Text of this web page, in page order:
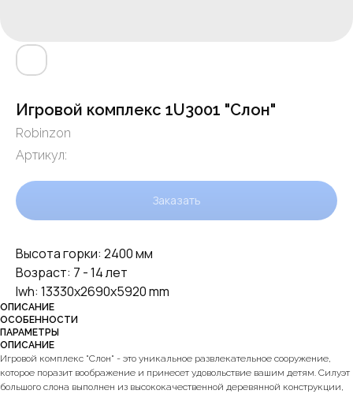
Игровой комплекс 1U3001 "Слон"
Robinzon
Артикул:
Заказать
Высота горки: 2400 мм
Возраст: 7 - 14 лет
lwh: 13330x2690x5920 mm
ОПИСАНИЕ
ОСОБЕННОСТИ
ПАРАМЕТРЫ
ОПИСАНИЕ
Игровой комплекс "Слон" - это уникальное развлекательное сооружение,
которое поразит воображение и принесет удовольствие вашим детям. Силуэт
большого слона выполнен из высококачественной деревянной конструкции,